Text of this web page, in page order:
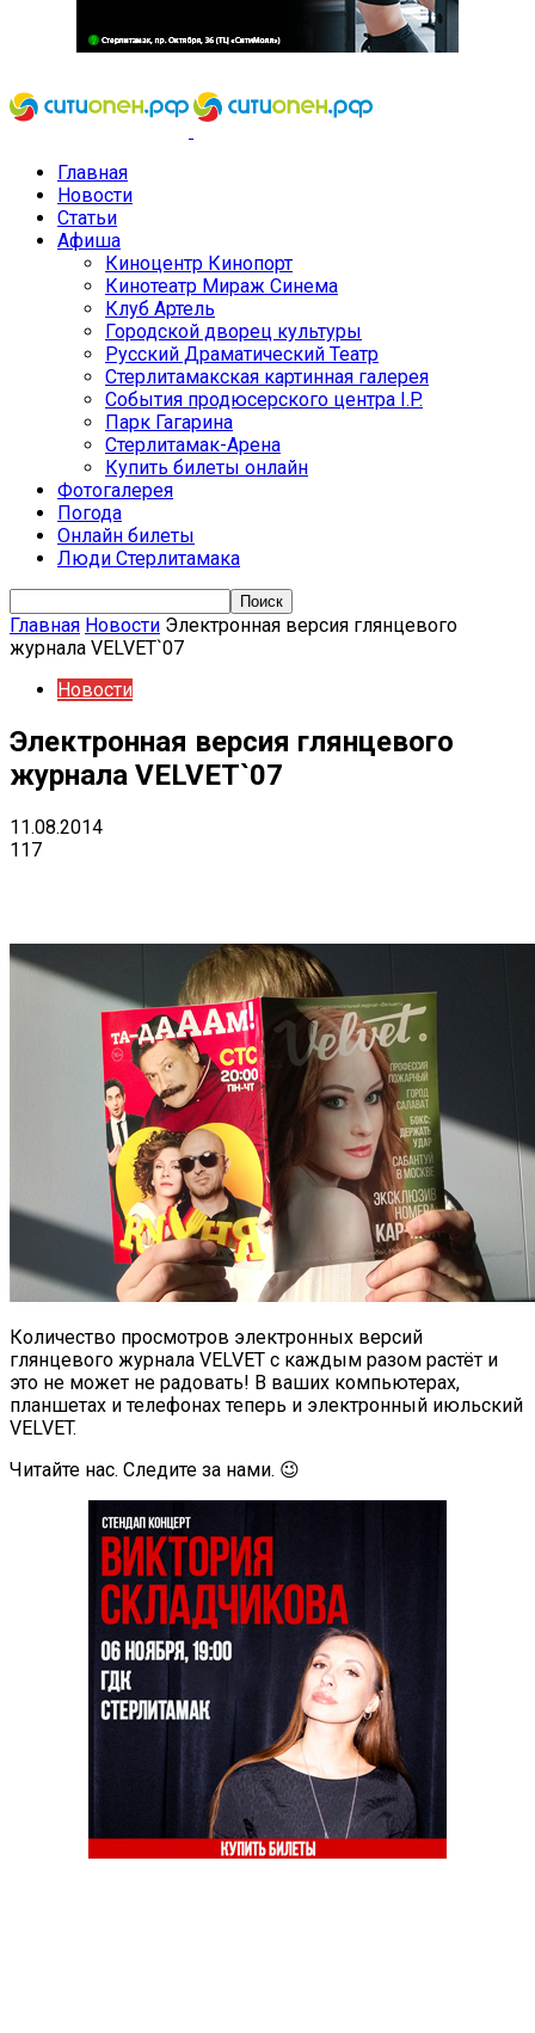
Главная
Новости
Статьи
Афиша
Киноцентр Кинопорт
Кинотеатр Мираж Синема
Клуб Артель
Городской дворец культуры
Русский Драматический Театр
Стерлитамакская картинная галерея
События продюсерского центра I.P.
Парк Гагарина
Стерлитамак-Арена
Купить билеты онлайн
Фотогалерея
Погода
Онлайн билеты
Люди Стерлитамака
Главная Новости Электронная версия глянцевого
журнала VELVET`07
Новости
Электронная версия глянцевого
журнала VELVET`07
11.08.2014
117
Количество просмотров электронных версий
глянцевого журнала VELVET с каждым разом растёт и
это не может не радовать! В ваших компьютерах,
планшетах и телефонах теперь и электронный июльский
VELVET.
Читайте нас. Следите за нами. 😉